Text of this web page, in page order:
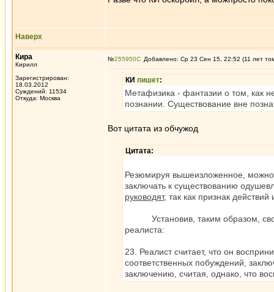
Наверх
Кира
Кирилл
Зарегистрирован:
18.03.2012
Суждений: 11534
Откуда: Москва
№255950 Добавлено: Ср 23 Сен 15, 22:52 (11 лет
КИ пишет:
Метафизика - фантазии о том, как
познании. Существование вне
Вот цитата из обчужод
Цитата:
Резюмируя вышеизложенное,
заключать к существованию
руководят, так как признак
Установив, таким образом, свою
реалиста:
23. Реалист считает, что он
соответственных побуждений,
заключению, считая, однако, что